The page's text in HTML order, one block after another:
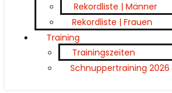
Rekordliste | Männer
Rekordliste | Frauen
Training
Trainingszeiten
Schnuppertraining 2026